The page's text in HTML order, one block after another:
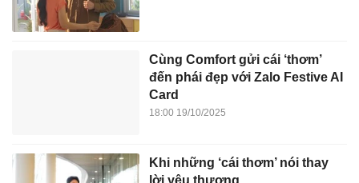
Cùng Comfort gửi cái ‘thơm’
đến phái đẹp với Zalo Festive AI
Card
18:00 19/10/2025
Khi những ‘cái thơm’ nói thay